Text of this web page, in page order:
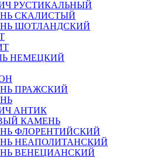
РУСТИКАЛЬНЫЙ
СКАЛИСТЫЙ
ШОТЛАНДСКИЙ
НЕМЕЦКИЙ
ПРАЖСКИЙ
АНТИК
КАМЕНЬ
ФЛОРЕНТИЙСКИЙ
НЕАПОЛИТАНСКИЙ
ВЕНЕЦИАНСКИЙ